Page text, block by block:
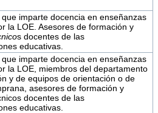
imparte docencia en enseñanzas
la LOE. Asesores de formación y
s docentes de las
educativas.
imparte docencia en enseñanzas
la LOE, miembros del departamento
y de equipos de orientación o de
asesores de formación y
docentes de las
educativas.